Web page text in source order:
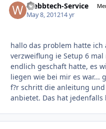
Webbtech-Service
May 8, 201214 yr
hallo das problem hatte ich
verzweiflung ie Setup 6
endlich geschaft hatte, es
liegen wie bei mir es war...
f?r schritt die anleitung
anbietet. Das hat